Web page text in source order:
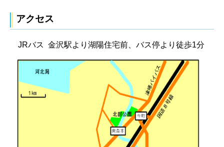
アクセス
JRバス 金沢駅より湖陽住宅前、バス停より徒歩1分